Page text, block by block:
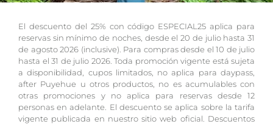
El descuento del 25% con código ESPECIAL25 aplica para
reservas sin mínimo de noches, desde el 20 de julio hasta 31
de agosto 2026 (inclusive). Para compras desde el 10 de julio
hasta el 31 de julio 2026. Toda promoción vigente está sujeta
a disponibilidad, cupos limitados, no aplica para daypass,
after Puyehue u otros productos, no es acumulables con
otras promociones y no aplica para reservas desde 12
personas en adelante. El descuento se aplica sobre la tarifa
vigente publicada en nuestro sitio web oficial. Descuentos